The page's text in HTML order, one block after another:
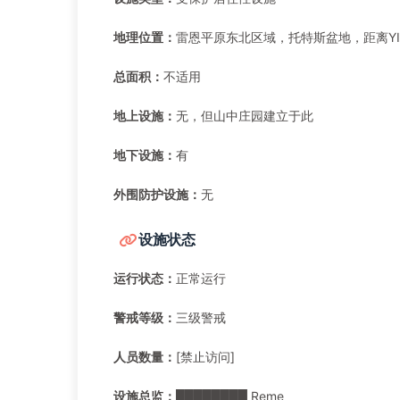
地理位置： 雷恩平原东北区域，托特斯盆地，距离
总面积： 不适用
地上设施： 无，但山中庄园建立于此
地下设施： 有
外围防护设施： 无
设施状态
运行状态： 正常运行
警戒等级： 三级警戒
人员数量： [禁止访问]
设施总监： ████████ Reme